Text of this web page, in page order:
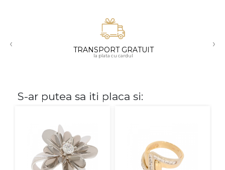
18K
Diamante
‹ TRANSPORT GRATUIT
la plata cu cardul
›
S-ar putea sa iti placa si: